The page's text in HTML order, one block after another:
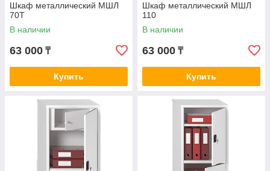
Шкаф металлический МШЛ
70Т
В наличии
63 000 ₸
Купить
Шкаф металлический МШЛ
110
В наличии
63 000 ₸
Купить